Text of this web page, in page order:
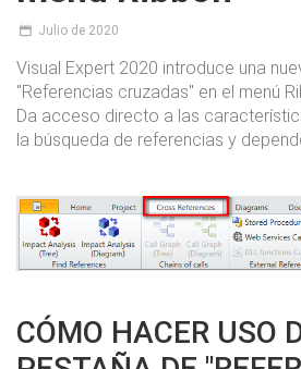
Julio de 2020
Visual Expert 2020 introduce una
"Referencias cruzadas" en el menú
Da acceso directo a las
la búsqueda de referencias y
CÓMO HACER USO